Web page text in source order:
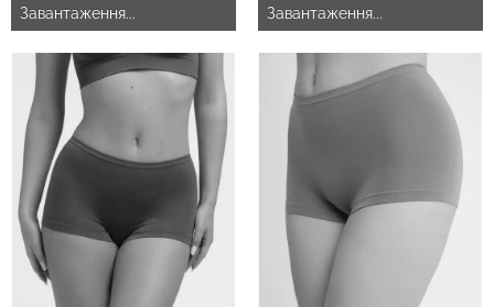
Завантаження... Завантаження...
Топ на бретелях в рубчик
CAMI TOP RIB white (білий)
Giulia
299 грн.
Безшовний топ на
бретелях CAMI TOP
279 грн.399 грн.